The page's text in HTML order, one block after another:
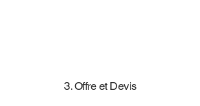
3. Offre et Devis